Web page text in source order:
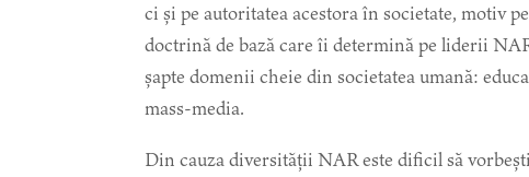
ci și pe autoritatea acestora în societate, motiv
doctrină de bază care îi determină pe liderii
șapte domenii cheie din societatea umană:
mass-media.
Din cauza diversității NAR este dificil să